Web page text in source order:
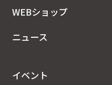
WEBショップ
ニュース
イベント